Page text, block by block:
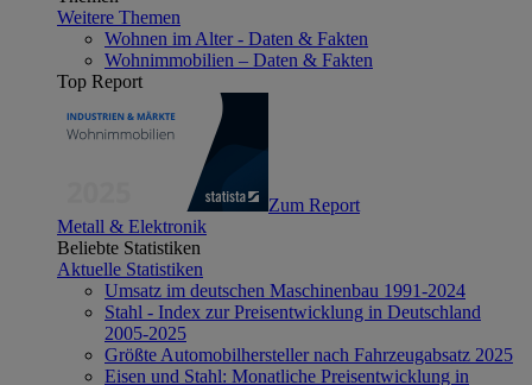
Weitere Themen
Wohnen im Alter - Daten & Fakten
Wohnimmobilien – Daten & Fakten
Top Report
Zum Report
Metall & Elektronik
Beliebte Statistiken
Aktuelle Statistiken
Umsatz im deutschen Maschinenbau 1991-2024
Stahl - Index zur Preisentwicklung in Deutschland
2005-2025
Größte Automobilhersteller nach Fahrzeugabsatz 2025
Eisen und Stahl: Monatliche Preisentwicklung in